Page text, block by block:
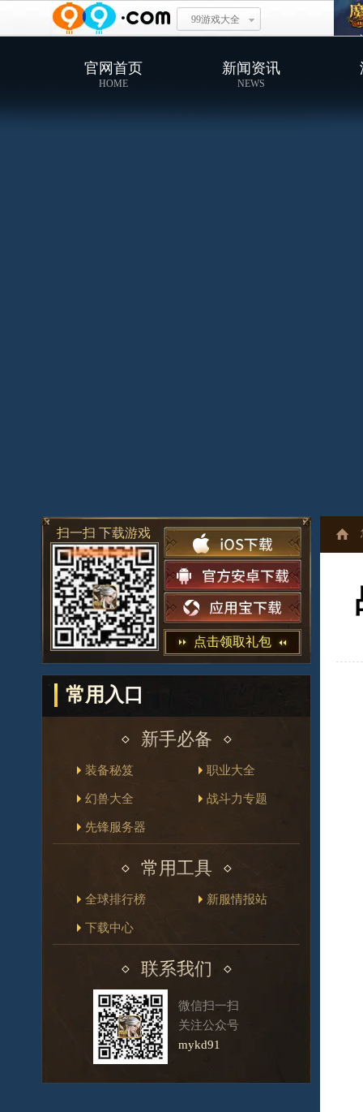
99游戏大全
官网首页
HOME
新闻资讯
NEWS
扫一扫 下载游戏
点击领取礼包
常用入口
新手必备
装备秘笈 职业大全
幻兽大全 战斗力专题
先锋服务器
常用工具
全球排行榜 新服情报站
下载中心
联系我们
微信扫一扫
关注公众号
mykd91